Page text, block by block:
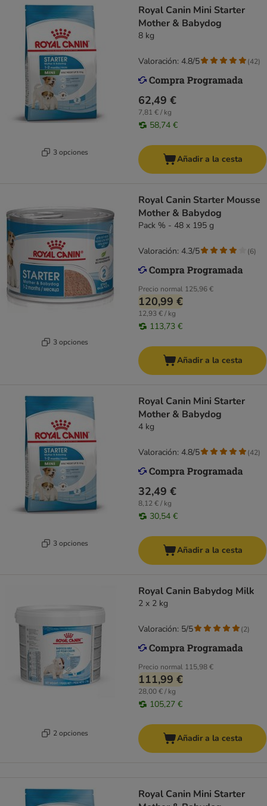
3 opciones
Royal Canin Mini Starter
Mother & Babydog
8 kg
62,49 €
7,81 € / kg
58,74 €
Valoración: 4.8/5 (42)
Añadir a la cesta
3 opciones
Royal Canin Starter Mousse
Mother & Babydog
Pack % - 48 x 195 g
Precio normal 125,96 €
120,99 €
12,93 € / kg
113,73 €
Valoración: 4.3/5 (6)
Añadir a la cesta
3 opciones
Royal Canin Mini Starter
Mother & Babydog
4 kg
32,49 €
8,12 € / kg
30,54 €
Valoración: 4.8/5 (42)
Añadir a la cesta
2 opciones
Royal Canin Babydog Milk
2 x 2 kg
Precio normal 115,98 €
111,99 €
28,00 € / kg
105,27 €
Valoración: 5/5 (2)
Añadir a la cesta
Royal Canin Mini Starter